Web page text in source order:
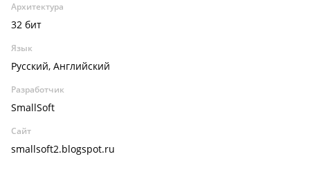
Архитектура
32 бит
Язык
Русский, Английский
Разработчик
SmallSoft
Сайт
smallsoft2.blogspot.ru